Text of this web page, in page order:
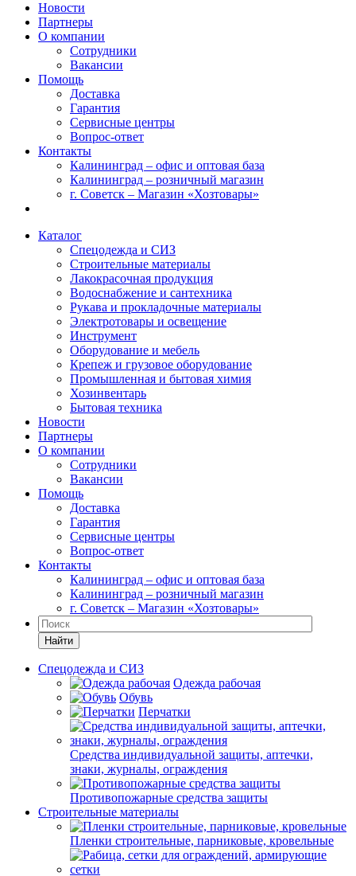
Новости
Партнеры
О компании
Сотрудники
Вакансии
Помощь
Доставка
Гарантия
Сервисные центры
Вопрос-ответ
Контакты
Калининград – офис и оптовая база
Калининград – розничный магазин
г. Советск – Магазин «Хозтовары»
Каталог
Спецодежда и СИЗ
Строительные материалы
Лакокрасочная продукция
Водоснабжение и сантехника
Рукава и прокладочные материалы
Электротовары и освещение
Инструмент
Оборудование и мебель
Крепеж и грузовое оборудование
Промышленная и бытовая химия
Хозинвентарь
Бытовая техника
Новости
Партнеры
О компании
Сотрудники
Вакансии
Помощь
Доставка
Гарантия
Сервисные центры
Вопрос-ответ
Контакты
Калининград – офис и оптовая база
Калининград – розничный магазин
г. Советск – Магазин «Хозтовары»
Найти
Спецодежда и СИЗ
Одежда рабочая
Обувь
Перчатки
Средства индивидуальной защиты, аптечки,
знаки, журналы, ограждения
Противопожарные средства защиты
Строительные материалы
Пленки строительные, парниковые, кровельные